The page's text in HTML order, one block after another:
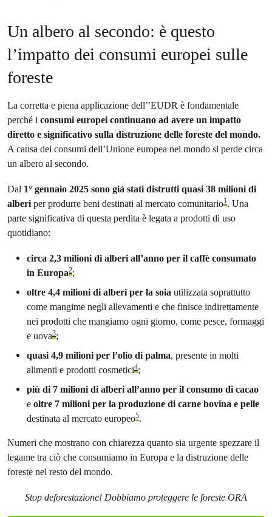
Un albero al secondo: è questo
l’impatto dei consumi europei sulle
foreste
La corretta e piena applicazione dell’’EUDR è fondamentale
perché i consumi europei continuano ad avere un impatto
diretto e significativo sulla distruzione delle foreste del mondo.
A causa dei consumi dell’Unione europea nel mondo si perde circa
un albero al secondo.
Dal 1° gennaio 2025 sono già stati distrutti quasi 38 milioni di
alberiper produrre beni destinati al mercato comunitario1. Una
parte significativa di questa perdita è legata a prodotti di uso
quotidiano:
circa 2,3 milioni di alberi all’anno per il caffè consumato
in Europa2;
oltre 4,4 milioni di alberi per la soia utilizzata soprattutto
come mangime negli allevamenti e che finisce indirettamente
nei prodotti che mangiamo ogni giorno, come pesce, formaggi
e uova3;
quasi 4,9 milioni per l’olio di palma, presente in molti
alimenti e prodotti cosmetici4;
più di 7 milioni di alberi all’anno per il consumo di cacao
e oltre 7 milioni per la produzione di carne bovina e pelle
destinata al mercato europeo5.
Numeri che mostrano con chiarezza quanto sia urgente spezzare il
legame tra ciò che consumiamo in Europa e la distruzione delle
foreste nel resto del mondo.
Stop deforestazione! Dobbiamo proteggere le foreste ORA